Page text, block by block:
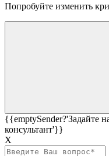
Попробуйте изменить
{{emptySender?'Задайте
консультант'}}
Х